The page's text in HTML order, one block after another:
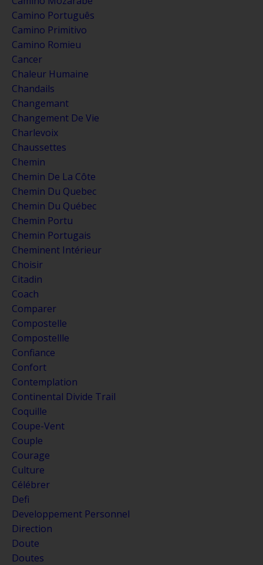
Camino Português
Camino Primitivo
Camino Romieu
Cancer
Chaleur Humaine
Chandails
Changemant
Changement De Vie
Charlevoix
Chaussettes
Chemin
Chemin De La Côte
Chemin Du Quebec
Chemin Du Québec
Chemin Portu
Chemin Portugais
Cheminent Intérieur
Choisir
Citadin
Coach
Comparer
Compostelle
Compostellle
Confiance
Confort
Contemplation
Continental Divide Trail
Coquille
Coupe-Vent
Couple
Courage
Culture
Célébrer
Defi
Developpement Personnel
Direction
Doute
Doutes